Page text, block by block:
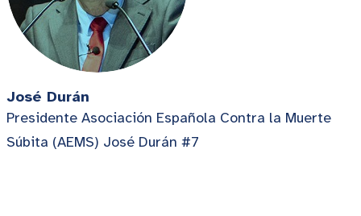
José Durán
Presidente Asociación Española Contra la Muerte
Súbita (AEMS) José Durán #7